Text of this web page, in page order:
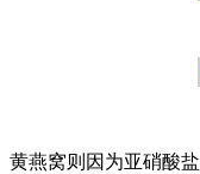
黄燕窝则因为亚硝酸